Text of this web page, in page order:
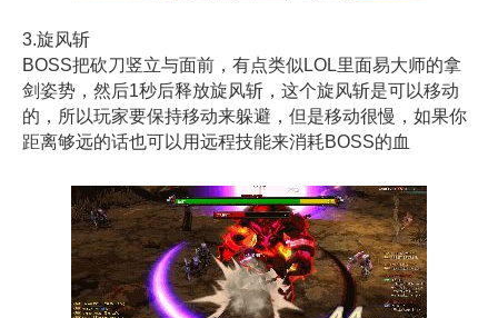
3.旋风斩
BOSS把砍刀竖立与面前，有点类似LOL里面易大师的拿
剑姿势，然后1秒后释放旋风斩，这个旋风斩是可以移动
的，所以玩家要保持移动来躲避，但是移动很慢，如果你
距离够远的话也可以用远程技能来消耗BOSS的血